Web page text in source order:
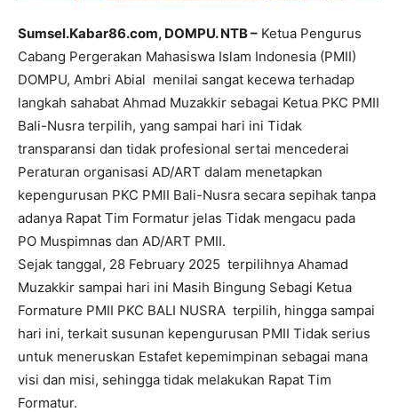
Sumsel.Kabar86.com, DOMPU. NTB – Ketua Pengurus
Cabang Pergerakan Mahasiswa Islam Indonesia (PMII)
DOMPU, Ambri Abial menilai sangat kecewa terhadap
langkah sahabat Ahmad Muzakkir sebagai Ketua PKC PMII
Bali-Nusra terpilih, yang sampai hari ini Tidak
transparansi dan tidak profesional sertai mencederai
Peraturan organisasi AD/ART dalam menetapkan
kepengurusan PKC PMII Bali-Nusra secara sepihak tanpa
adanya Rapat Tim Formatur jelas Tidak mengacu pada
PO Muspimnas dan AD/ART PMII.
Sejak tanggal, 28 February 2025 terpilihnya Ahamad
Muzakkir sampai hari ini Masih Bingung Sebagi Ketua
Formature PMII PKC BALI NUSRA terpilih, hingga sampai
hari ini, terkait susunan kepengurusan PMII Tidak serius
untuk meneruskan Estafet kepemimpinan sebagai mana
visi dan misi, sehingga tidak melakukan Rapat Tim
Formatur.